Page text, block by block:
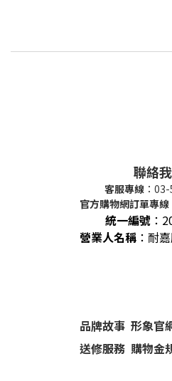
聯絡
客服專線 ：
官方購物網訂單專線
統一編號 ：
營業人名稱 ：耐
品牌故事 形象官
送修服務 購物金